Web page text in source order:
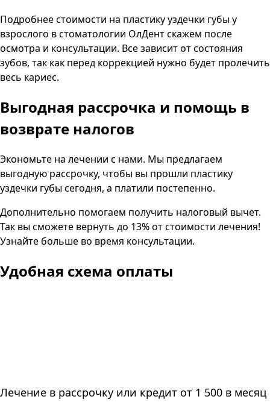
Подробнее стоимости на пластику уздечки губы у
взрослого в стоматологии ОлДентскажем после
осмотра и консультации. Все зависит от состояния
зубов, так как перед коррекцией нужно будет пролечить
весь кариес.
Выгодная рассрочка и помощь в
возврате налогов
Экономьте на лечении с нами. Мы предлагаем
выгодную рассрочку, чтобы вы прошли пластику
уздечки губы сегодня, а платили постепенно.
Дополнительно помогаем получить налоговый вычет.
Так вы сможете вернуть до 13% от стоимости лечения!
Узнайте больше во время консультации.
Удобная схема оплаты
Лечение в рассрочку или кредит от 1 500 в месяц